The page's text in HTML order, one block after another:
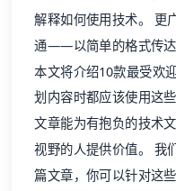
解释如何使用技术。 更
通——以简单的格式传达
本文将介绍10款最受欢
划内容时都应该使用这
文章能为有抱负的技术
视野的人提供价值。 我
篇文章，你可以针对这